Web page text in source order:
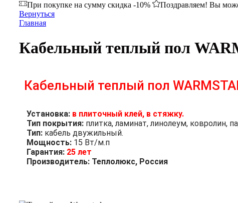
При покупке на сумму скидка -10%
Поздравляем! Вы
Вернуться
Главная
Кабельный теплый пол
Кабельный теплый пол
Установка: в плиточный клей, в стяжку.
Тип покрытия: плитка, ламинат, линолеум, ковролин,
Тип: кабель двужильный.
Мощность: 15 Вт/м.п
Гарантия: 25 лет
Производитель: Теплолюкс, Россия